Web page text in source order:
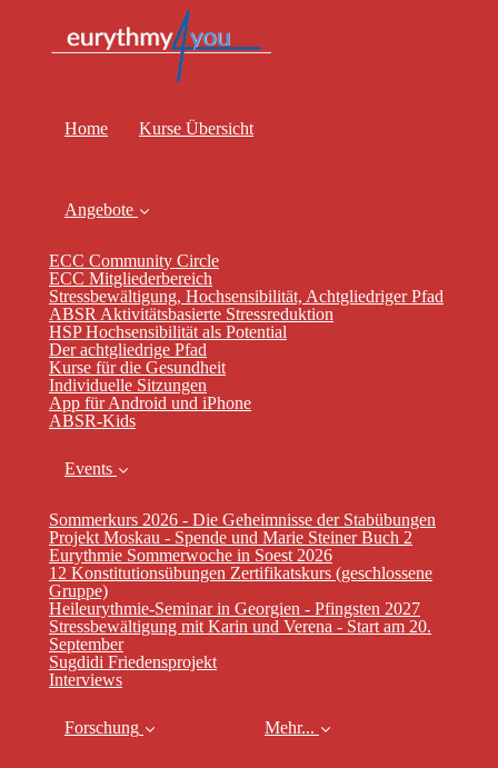
Home Kurse Übersicht
Angebote
ECC Community Circle
ECC Mitgliederbereich
Stressbewältigung, Hochsensibilität, Achtgliedriger Pfad
ABSR Aktivitätsbasierte Stressreduktion
HSP Hochsensibilität als Potential
Der achtgliedrige Pfad
Kurse für die Gesundheit
Individuelle Sitzungen
App für Android und iPhone
ABSR-Kids
Events
Sommerkurs 2026 - Die Geheimnisse der Stabübungen
Projekt Moskau - Spende und Marie Steiner Buch 2
Eurythmie Sommerwoche in Soest 2026
12 Konstitutionsübungen Zertifikatskurs (geschlossene
Gruppe)
Heileurythmie-Seminar in Georgien - Pfingsten 2027
Stressbewältigung mit Karin und Verena - Start am 20.
September
Sugdidi Friedensprojekt
Interviews
Forschung Mehr...